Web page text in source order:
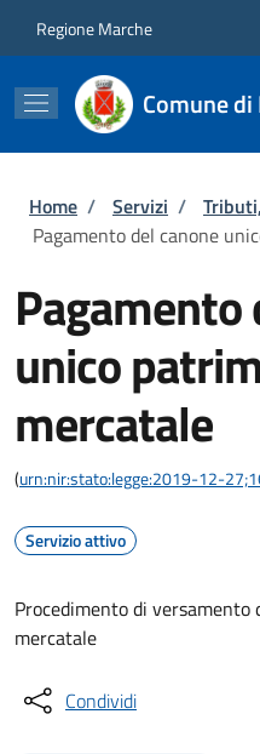
Regione Marche
Comune
Briciole di
Home / Servizi /
Pagamento del canone
Pagamento
unico
mercatale
(urn:nir:stato:legge:2019-12-
Servizio attivo
Procedimento di
mercatale
Condividi